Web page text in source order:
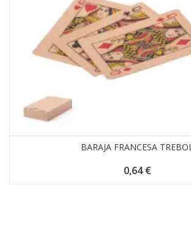
BARAJA FRANCESA TREBOL
0,64€